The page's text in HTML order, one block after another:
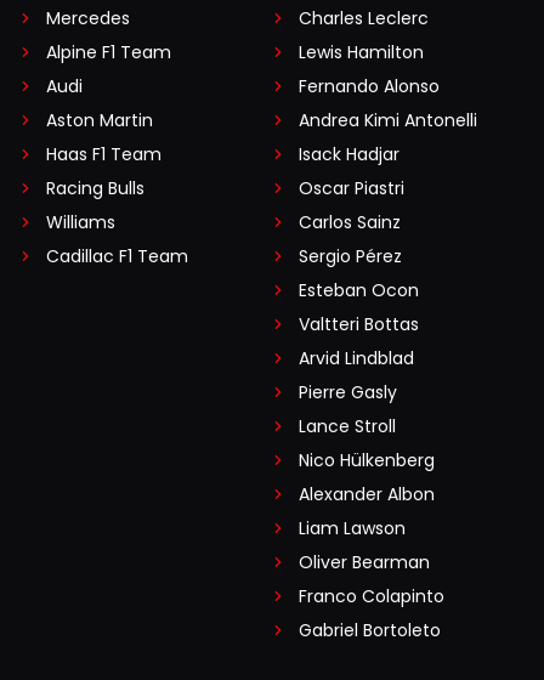
Mercedes
Alpine F1 Team
Audi
Aston Martin
Haas F1 Team
Racing Bulls
Williams
Cadillac F1 Team
Charles Leclerc
Lewis Hamilton
Fernando Alonso
Andrea Kimi Antonelli
Isack Hadjar
Oscar Piastri
Carlos Sainz
Sergio Pérez
Esteban Ocon
Valtteri Bottas
Arvid Lindblad
Pierre Gasly
Lance Stroll
Nico Hülkenberg
Alexander Albon
Liam Lawson
Oliver Bearman
Franco Colapinto
Gabriel Bortoleto